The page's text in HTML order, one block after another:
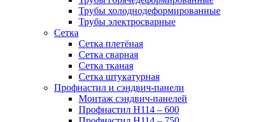
Трубы холоднодеформированные
Трубы электросварные
Сетка
Сетка плетёная
Сетка сварная
Сетка тканая
Сетка штукатурная
Профнастил и сэндвич-панели
Монтаж сэндвич-панелей
Профнастил Н114 – 600